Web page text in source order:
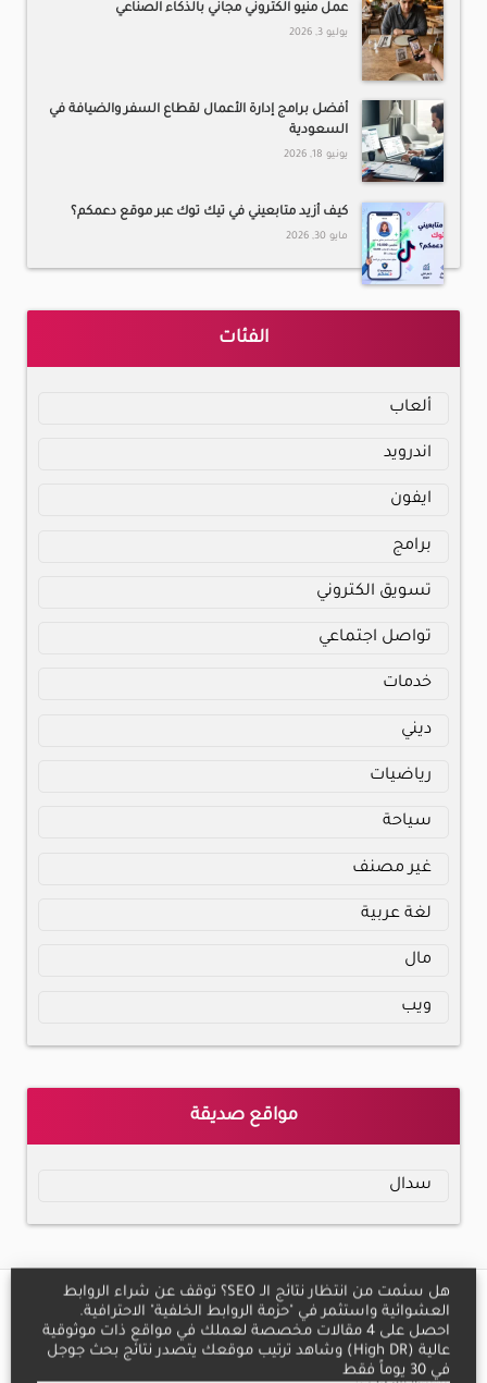
عمل منيو الكتروني مجاني بالذكاء الصناعي
يوليو 3, 2026
أفضل برامج إدارة الأعمال لقطاع السفر والضيافة في
السعودية
يونيو 18, 2026
كيف أزيد متابعيني في تيك توك عبر موقع دعمكم؟
مايو 30, 2026
الفئات
ألعاب
اندرويد
ايفون
برامج
تسويق الكتروني
تواصل اجتماعي
خدمات
ديني
رياضيات
سياحة
غير مصنف
لغة عربية
مال
ويب
مواقع صديقة
سدال
كافة الحقوق محفوظة لموقع الصياد © 2026 infoTechHunter |
حول|سياسة الخصوصية| اتصل بنا